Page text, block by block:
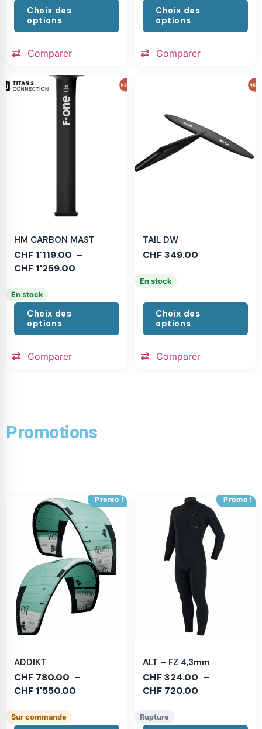
Choix des
options
Comparer
Choix des
options
Comparer
HM CARBON MAST
CHF 1'119.00 –
CHF 1'259.00
En stock
Choix des
options
Comparer
TAIL DW
CHF349.00
En stock
Choix des
options
Comparer
Promotions
Promo !
ADDIKT
CHF 780.00 –
CHF 1'550.00
Sur commande
Promo !
ALT – FZ 4,3mm
CHF324.00 –
CHF 720.00
Rupture